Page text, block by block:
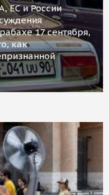
ЕС и России
17 сентября,
как